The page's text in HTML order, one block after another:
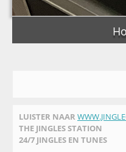
LUISTER NAAR
THE JINGLES STATION
24/7 JINGLES EN TUNES